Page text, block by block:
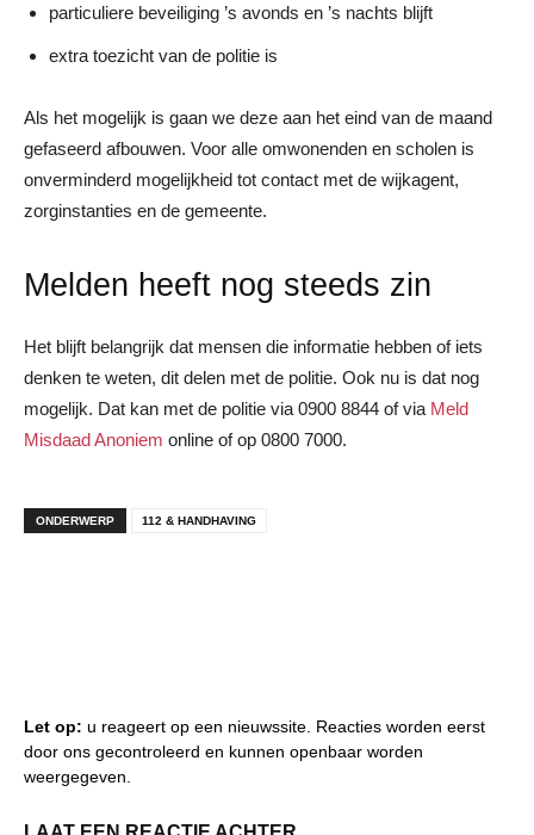
particuliere beveiliging ’s avonds en ’s nachts blijft
extra toezicht van de politie is
Als het mogelijk is gaan we deze aan het eind van de maand
gefaseerd afbouwen. Voor alle omwonenden en scholen is
onverminderd mogelijkheid tot contact met de wijkagent,
zorginstanties en de gemeente.
Melden heeft nog steeds zin
Het blijft belangrijk dat mensen die informatie hebben of iets
denken te weten, dit delen met de politie. Ook nu is dat nog
mogelijk. Dat kan met de politie via 0900 8844 of via Meld
Misdaad Anoniem online of op 0800 7000.
ONDERWERP 112 & HANDHAVING
Let op: u reageert op een nieuwssite. Reacties worden eerst
door ons gecontroleerd en kunnen openbaar worden
weergegeven.